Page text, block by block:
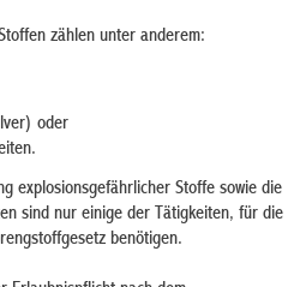
zählen unter anderem:
oder
explosionsgefährlicher Stoffe sowie die
sind nur einige der Tätigkeiten, für die
benötigen.